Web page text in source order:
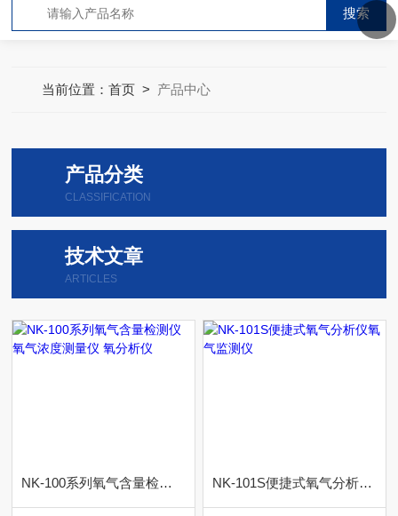
当前位置：首页 > 产品中心
产品分类
CLASSIFICATION
技术文章
ARTICLES
NK-100系列氧气含量检测仪 氧气浓度测量仪 氧分析仪 NK-101S便捷式氧气分析仪氧气监测仪